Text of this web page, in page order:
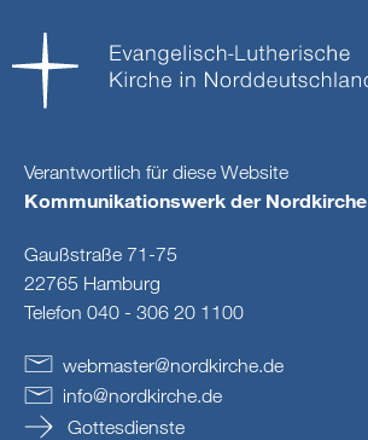
Verantwortlich für diese Website
Kommunikationswerk der Nordkirche
Gaußstraße 71-75
22765 Hamburg
Telefon 040 - 306 20 1100
webmaster@nordkirche de
info@nordkirche.de
Gottesdienste